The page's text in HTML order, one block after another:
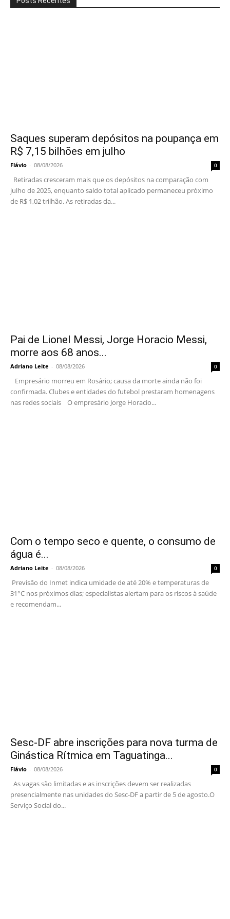
Saques superam depósitos na poupança em
R$ 7,15 bilhões em julho
Flávio - 08/08/2026 0
Retiradas cresceram mais que os depósitos na comparação com
julho de 2025, enquanto saldo total aplicado permaneceu próximo
de R$ 1,02 trilhão. As retiradas da...
Pai de Lionel Messi, Jorge Horacio Messi,
morre aos 68 anos...
Adriano Leite - 08/08/2026 0
Empresário morreu em Rosário; causa da morte ainda não foi
confirmada. Clubes e entidades do futebol prestaram homenagens
nas redes sociais O empresário Jorge Horacio...
Com o tempo seco e quente, o consumo de
água é...
Adriano Leite - 08/08/2026 0
Previsão do Inmet indica umidade de até 20% e temperaturas de
31°C nos próximos dias; especialistas alertam para os riscos à saúde
e recomendam...
Sesc-DF abre inscrições para nova turma de
Ginástica Rítmica em Taguatinga...
Flávio - 08/08/2026 0
As vagas são limitadas e as inscrições devem ser realizadas
presencialmente nas unidades do Sesc-DF a partir de 5 de agosto.O
Serviço Social do...